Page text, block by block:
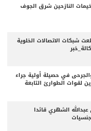
النازحين شرق الجوف
شبكات الاتصالات الخلوية
عسكري: عشرات الشهداء والجرحى ‏في حصيلة أولية جراء
الطوارئ التابعة
الشهري قائدا